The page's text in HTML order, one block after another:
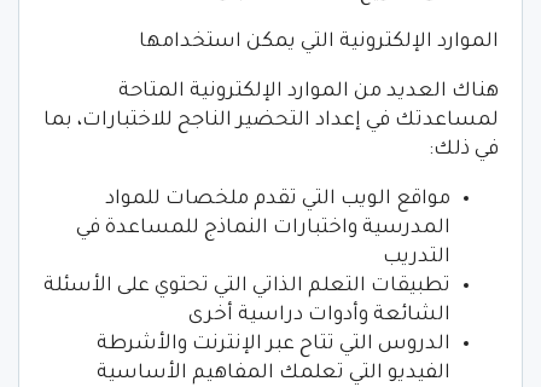
الموارد الإلكترونية التي يمكن استخدامها
هناك العديد من الموارد الإلكترونية المتاحة
لمساعدتك في إعداد التحضير الناجح للاختبارات، بما
في ذلك:
مواقع الويب التي تقدم ملخصات للمواد
المدرسية واختبارات النماذج للمساعدة في
التدريب
تطبيقات التعلم الذاتي التي تحتوي على الأسئلة
الشائعة وأدوات دراسية أخرى
الدروس التي تتاح عبر الإنترنت والأشرطة
الفيديو التي تعلمك المفاهيم الأساسية